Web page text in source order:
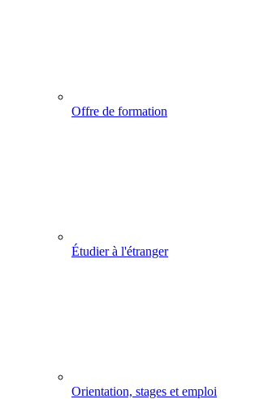
Offre de formation
Étudier à l'étranger
Orientation, stages et emploi